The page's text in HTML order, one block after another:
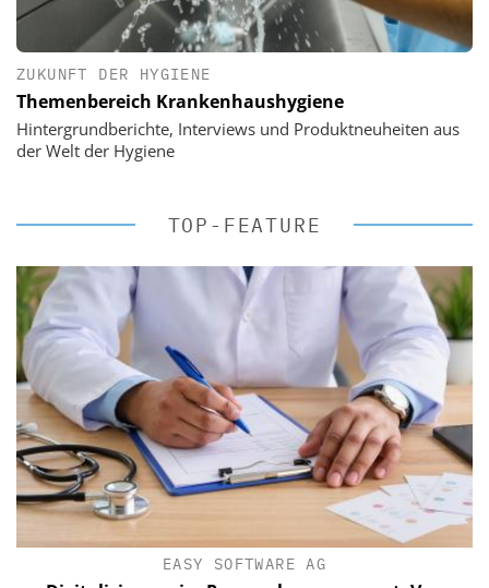
ZUKUNFT DER HYGIENE
Themenbereich Krankenhaushygiene
Hintergrundberichte, Interviews und Produktneuheiten aus
der Welt der Hygiene
TOP-FEATURE
EASY SOFTWARE AG